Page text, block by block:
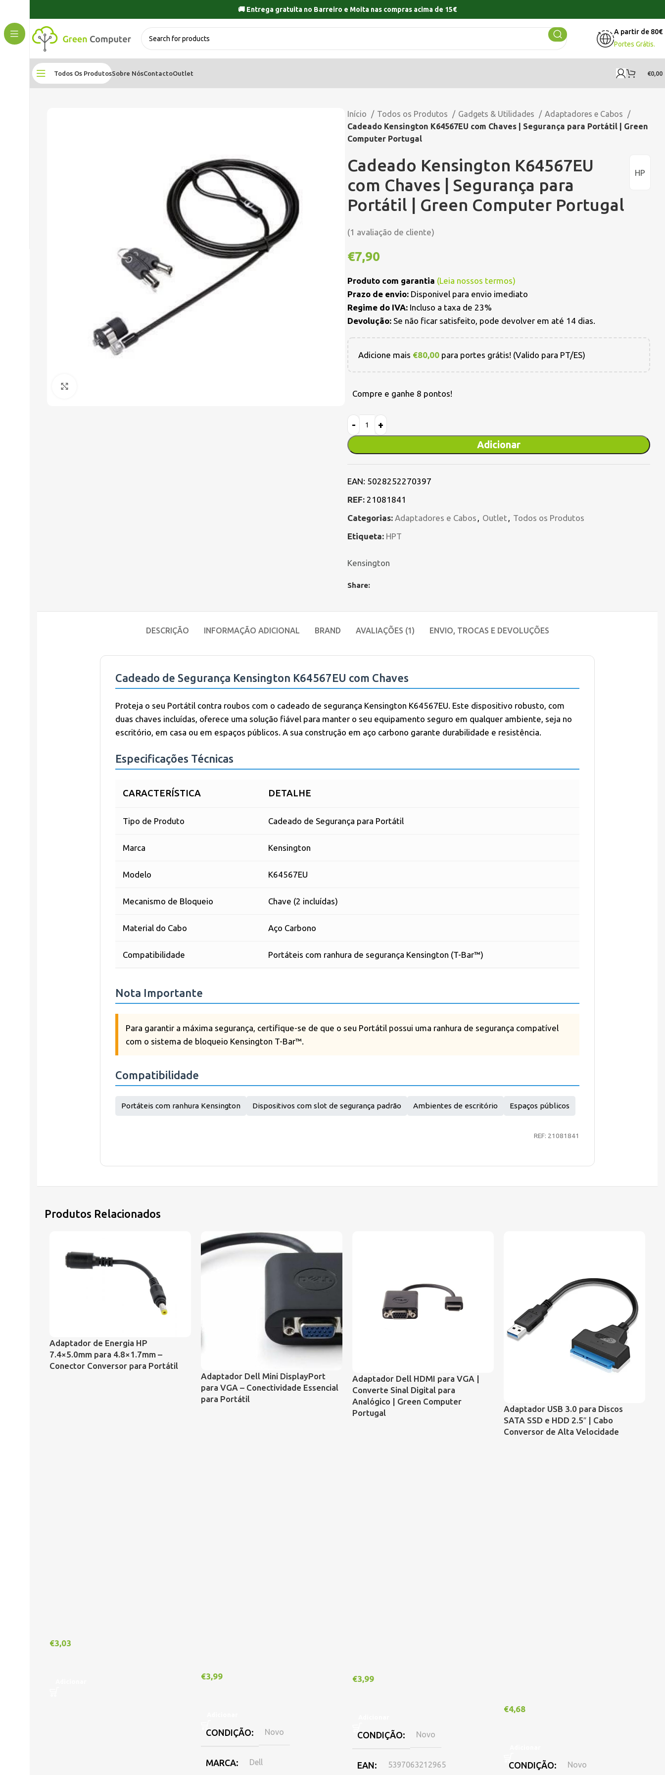
🚚 Entrega gratuita no Barreiro e Moita nas compras acima de 15€
A partir de 80€
Portes Grátis.
Todos Os ProdutosSobre NósContactoOutlet €0,00
Início Todos os Produtos Gadgets & Utilidades
Adaptadores e Cabos
Cadeado Kensington K64567EU com Chaves | Segurança para Portátil | Green
Computer Portugal
HP
Cadeado Kensington K64567EU
com Chaves | Segurança para
Portátil | Green Computer Portugal
(1 avaliação de cliente)
€7,90
Produto com garantia (Leia nossos termos)
Prazo de envio: Disponivel para envio imediato
Regime do IVA: Incluso a taxa de 23%
Devolução: Se não ficar satisfeito, pode devolver em até 14 dias.
Adicione mais €80,00 para portes grátis! (Valido para PT/ES)
Compre e ganhe 8 pontos!
Adicionar
EAN: 5028252270397
REF: 21081841
Categorias: Adaptadores e Cabos , Outlet , Todos os Produtos
Etiqueta: HPT
Kensington
Share:
DESCRIÇÃO INFORMAÇÃO ADICIONAL BRAND AVALIAÇÕES (1) ENVIO, TROCAS E DEVOLUÇÕES
Cadeado de Segurança Kensington K64567EU com Chaves
Proteja o seu Portátil contra roubos com o cadeado de segurança Kensington K64567EU. Este dispositivo robusto, com
duas chaves incluídas, oferece uma solução fiável para manter o seu equipamento seguro em qualquer ambiente, seja no
escritório, em casa ou em espaços públicos. A sua construção em aço carbono garante durabilidade e resistência.
Especificações Técnicas
CARACTERÍSTICA DETALHE
Tipo de Produto Cadeado de Segurança para Portátil
Marca Kensington
Modelo K64567EU
Mecanismo de Bloqueio Chave (2 incluídas)
Material do Cabo Aço Carbono
Compatibilidade Portáteis com ranhura de segurança Kensington (T-Bar™)
Nota Importante
Para garantir a máxima segurança, certifique-se de que o seu Portátil possui uma ranhura de segurança compatível
com o sistema de bloqueio Kensington T-Bar™.
Compatibilidade
Portáteis com ranhura Kensington Dispositivos com slot de segurança padrão Ambientes de escritório Espaços públicos
REF: 21081841
Produtos Relacionados
Adaptador de Energia HP
7.4×5.0mm para 4.8×1.7mm –
Conector Conversor para Portátil
€3,03
Adaptador Dell Mini DisplayPort
para VGA – Conectividade Essencial
para Portátil
€3,99
CONDIÇÃO Novo
MARCA Dell
Adaptador Dell HDMI para VGA |
Converte Sinal Digital para
Analógico | Green Computer
Portugal
€3,99
CONDIÇÃO Novo
EAN 5397063212965
Adaptador USB 3.0 para Discos
SATA SSD e HDD 2.5″ | Cabo
Conversor de Alta Velocidade
€4,68
CONDIÇÃO Novo